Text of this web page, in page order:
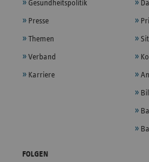
Gesundheitspolitik
Presse
Themen
Verband
Karriere
FOLGEN